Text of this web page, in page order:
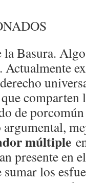
la Basura.
Actualmente
comparten
de
argumental,
múltiple
presente en
los